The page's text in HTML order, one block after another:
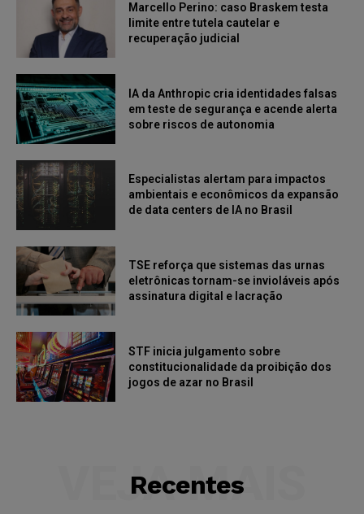
Marcello Perino: caso Braskem testa
limite entre tutela cautelar e
recuperação judicial
IA da Anthropic cria identidades falsas
em teste de segurança e acende alerta
sobre riscos de autonomia
Especialistas alertam para impactos
ambientais e econômicos da expansão
de data centers de IA no Brasil
TSE reforça que sistemas das urnas
eletrônicas tornam-se invioláveis após
assinatura digital e lacração
STF inicia julgamento sobre
constitucionalidade da proibição dos
jogos de azar no Brasil
Recentes
VEJA MAIS